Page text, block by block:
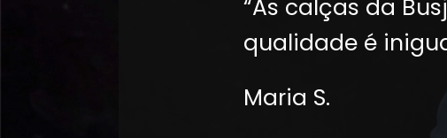
“As calças da
qualidade é
Maria S.